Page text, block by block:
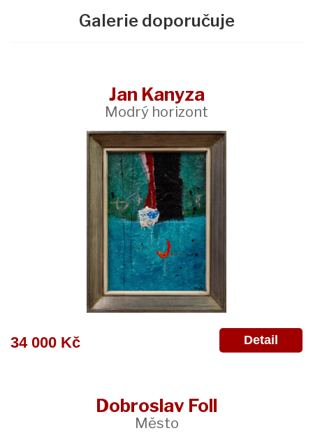
Galerie doporučuje
Jan Kanyza
Modrý horizont
34 000 Kč Detail
Dobroslav Foll
Město